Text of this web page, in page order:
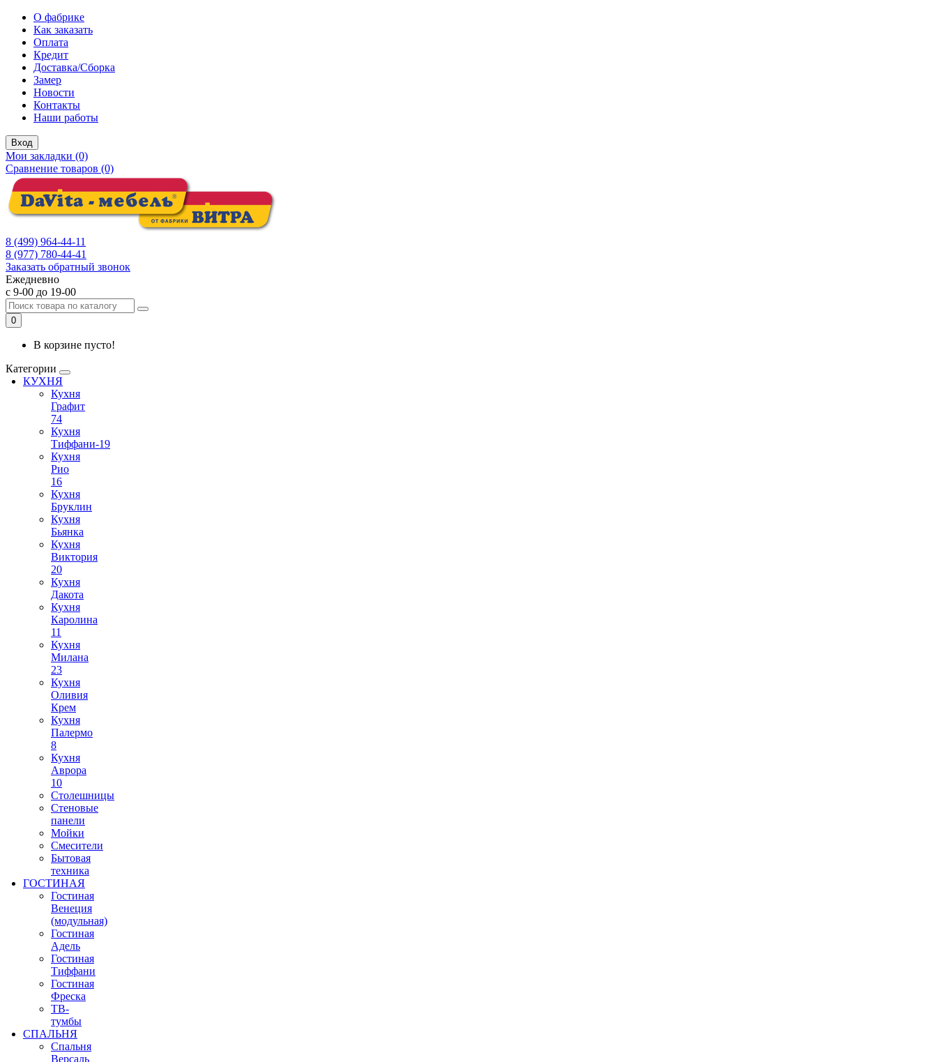
О фабрике
Как заказать
Оплата
Кредит
Доставка/Сборка
Замер
Новости
Контакты
Наши работы
Вход
Мои закладки (0)
Сравнение товаров (0)
8 (499) 964-44-11
8 (977) 780-44-41
Заказать обратный звонок
Ежедневно
с 9-00 до 19-00
0
В корзине пусто!
Категории
КУХНЯ
Кухня
Графит
74
Кухня
Тиффани-19
Кухня
Рио
16
Кухня
Бруклин
Кухня
Бьянка
Кухня
Виктория
20
Кухня
Дакота
Кухня
Каролина
11
Кухня
Милана
23
Кухня
Оливия
Крем
Кухня
Палермо
8
Кухня
Аврора
10
Столешницы
Стеновые
панели
Мойки
Смесители
Бытовая
техника
ГОСТИНАЯ
Гостиная
Венеция
(модульная)
Гостиная
Адель
Гостиная
Тиффани
Гостиная
Фреска
ТВ-
тумбы
СПАЛЬНЯ
Спальня
Версаль